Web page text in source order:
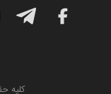
کلیه